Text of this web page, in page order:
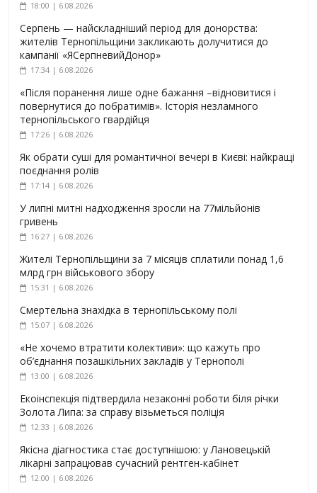
18:00 | 6.08.2026
Серпень — найскладніший період для донорства:
жителів Тернопільщини закликають долучитися до
кампанії «ЯСерпневийДонор»
17:34 | 6.08.2026
«Після поранення лише одне бажання –відновитися і
повернутися до побратимів». Історія незламного
тернопільського гвардійця
17:26 | 6.08.2026
Як обрати суші для романтичної вечері в Києві: найкращі
поєднання ролів
17:14 | 6.08.2026
У липні митні надходження зросли на 77мільйонів
гривень
16:27 | 6.08.2026
Жителі Тернопільщини за 7 місяців сплатили понад 1,6
млрд грн військового збору
15:31 | 6.08.2026
Смертельна знахідка в тернопільському полі
15:07 | 6.08.2026
«Не хочемо втратити колективи»: що кажуть про
об’єднання позашкільних закладів у Тернополі
13:00 | 6.08.2026
Екоінспекція підтвердила незаконні роботи біля річки
Золота Липа: за справу візьметься поліція
12:33 | 6.08.2026
Якісна діагностика стає доступнішою: у Лановецькій
лікарні запрацював сучасний рентген-кабінет
12:00 | 6.08.2026